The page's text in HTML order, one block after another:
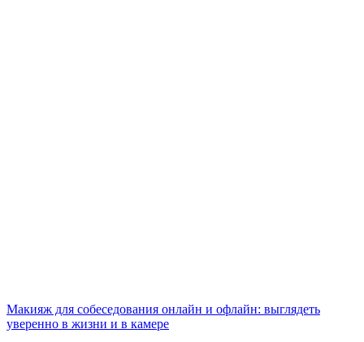
Макияж для собеседования онлайн и офлайн: выглядеть
уверенно в жизни и в камере